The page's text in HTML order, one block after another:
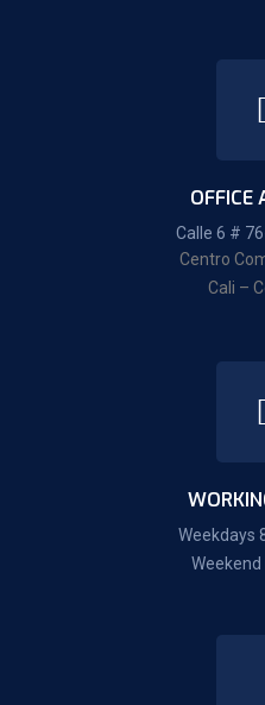
OFFICE
Calle 6 #
Centro
Cali –
Weekdays
Weekend